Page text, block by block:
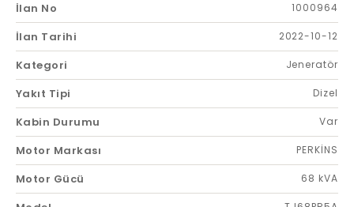
İlan No 1000964
İlan Tarihi 2022-10-12
Kategori Jeneratör
Yakıt Tipi Dizel
Kabin Durumu Var
Motor Markası PERKİNS
Motor Gücü 68 kVA